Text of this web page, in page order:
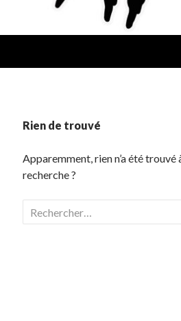
Rien de trouvé
Apparemment, rien n’a été trouvé
recherche ?
Rechercher :